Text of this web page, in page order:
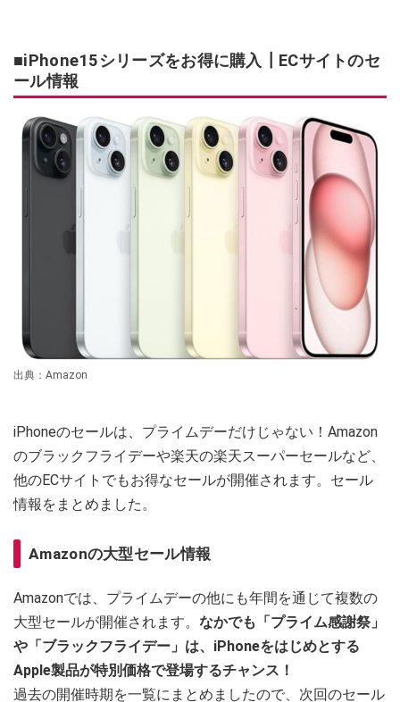
■iPhone15シリーズをお得に購入┃ECサイトのセ
ール情報
出典：Amazon
iPhoneのセールは、プライムデーだけじゃない！Amazon
のブラックフライデーや楽天の楽天スーパーセールなど、
他のECサイトでもお得なセールが開催されます。セール
情報をまとめました。
Amazonの大型セール情報
Amazonでは、プライムデーの他にも年間を通じて複数の
大型セールが開催されます。 なかでも「プライム感謝祭」
や「ブラックフライデー」は、iPhoneをはじめとする
Apple製品が特別価格で登場するチャンス！
過去の開催時期を一覧にまとめましたので、次回のセール